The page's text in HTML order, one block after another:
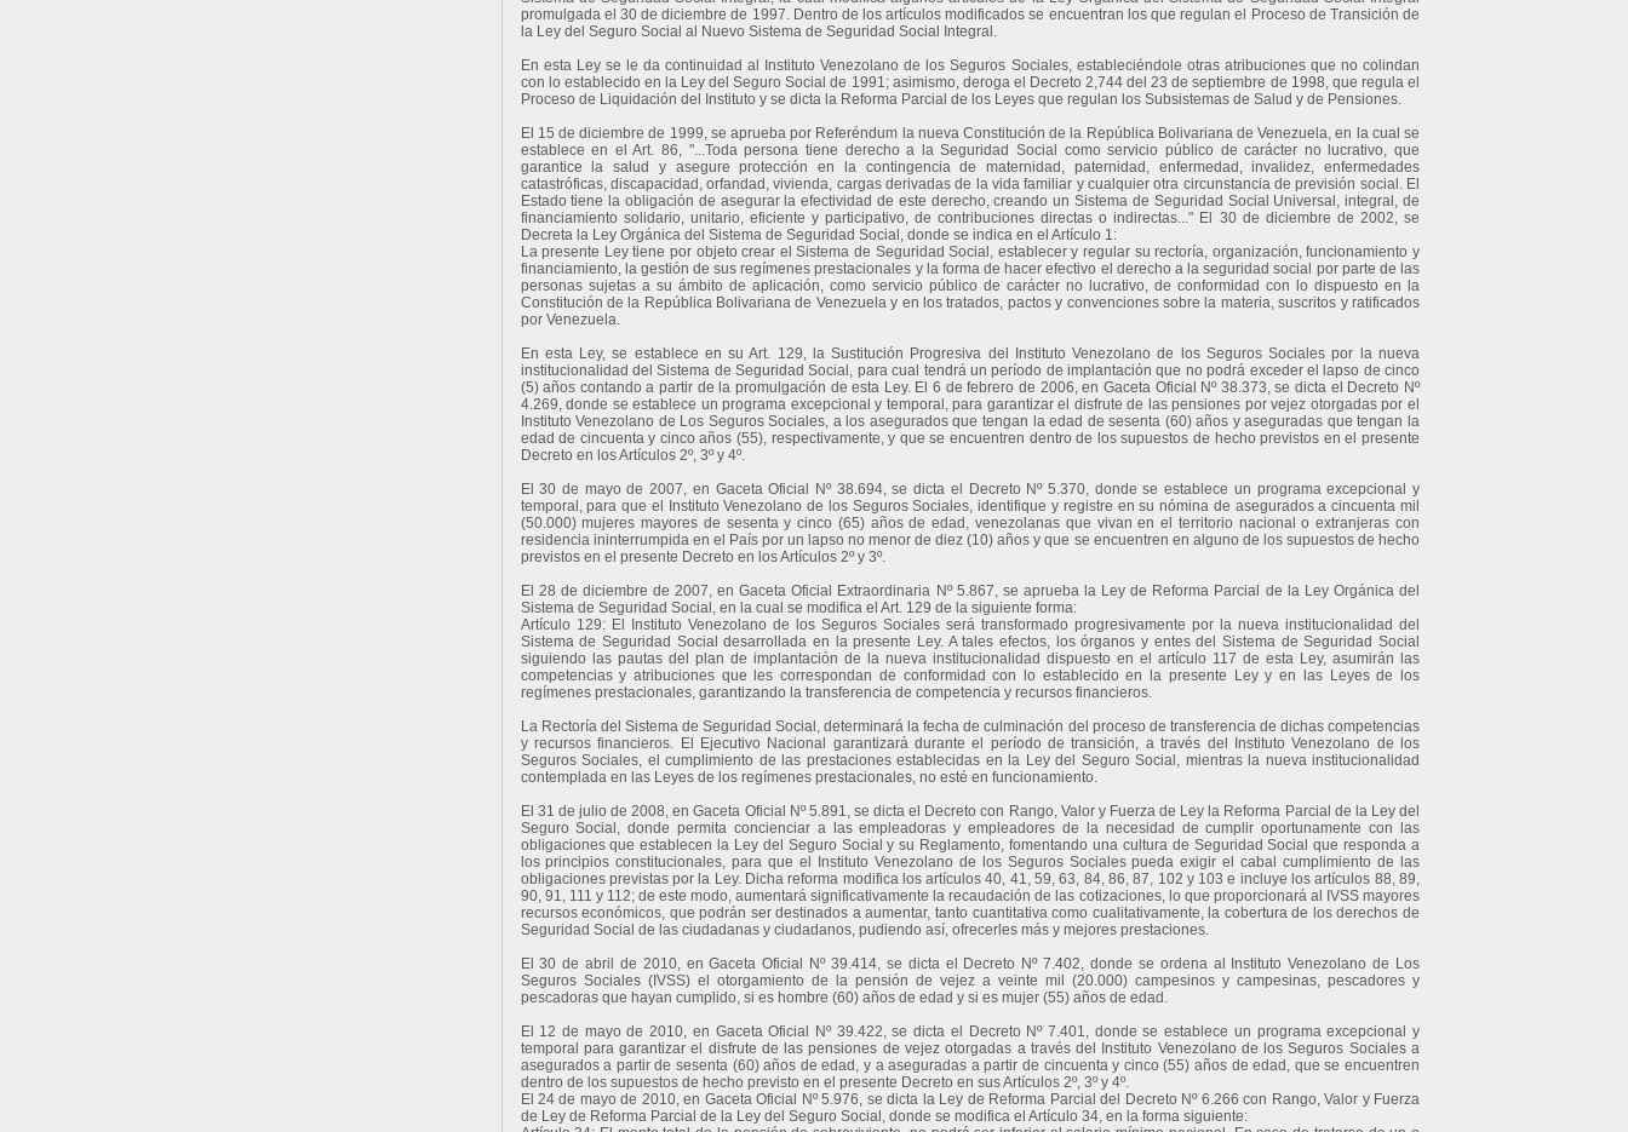
promulgada el 30 de diciembre de 1997. Dentro de los artículos modificados se encuentran los que regulan el Proceso de Transición de
la Ley del Seguro Social al Nuevo Sistema de Seguridad Social Integral.
En esta Ley se le da continuidad al Instituto Venezolano de los Seguros Sociales, estableciéndole otras atribuciones que no colindan
con lo establecido en la Ley del Seguro Social de 1991; asimismo, deroga el Decreto 2,744 del 23 de septiembre de 1998, que regula el
Proceso de Liquidación del Instituto y se dicta la Reforma Parcial de los Leyes que regulan los Subsistemas de Salud y de Pensiones.
El 15 de diciembre de 1999, se aprueba por Referéndum la nueva Constitución de la República Bolivariana de Venezuela, en la cual se
establece en el Art. 86, "...Toda persona tiene derecho a la Seguridad Social como servicio público de carácter no lucrativo, que
garantice la salud y asegure protección en la contingencia de maternidad, paternidad, enfermedad, invalidez, enfermedades
catastróficas, discapacidad, orfandad, vivienda, cargas derivadas de la vida familiar y cualquier otra circunstancia de previsión social. El
Estado tiene la obligación de asegurar la efectividad de este derecho, creando un Sistema de Seguridad Social Universal, integral, de
financiamiento solidario, unitario, eficiente y participativo, de contribuciones directas o indirectas..." El 30 de diciembre de 2002, se
Decreta la Ley Orgánica del Sistema de Seguridad Social, donde se indica en el Artículo 1:
La presente Ley tiene por objeto crear el Sistema de Seguridad Social, establecer y regular su rectoría, organización, funcionamiento y
financiamiento, la gestión de sus regímenes prestacionales y la forma de hacer efectivo el derecho a la seguridad social por parte de las
personas sujetas a su ámbito de aplicación, como servicio público de carácter no lucrativo, de conformidad con lo dispuesto en la
Constitución de la República Bolivariana de Venezuela y en los tratados, pactos y convenciones sobre la materia, suscritos y ratificados
por Venezuela.
En esta Ley, se establece en su Art. 129, la Sustitución Progresiva del Instituto Venezolano de los Seguros Sociales por la nueva
institucionalidad del Sistema de Seguridad Social, para cual tendrá un período de implantación que no podrá exceder el lapso de cinco
(5) años contando a partir de la promulgación de esta Ley. El 6 de febrero de 2006, en Gaceta Oficial Nº 38.373, se dicta el Decreto Nº
4.269, donde se establece un programa excepcional y temporal, para garantizar el disfrute de las pensiones por vejez otorgadas por el
Instituto Venezolano de Los Seguros Sociales, a los asegurados que tengan la edad de sesenta (60) años y aseguradas que tengan la
edad de cincuenta y cinco años (55), respectivamente, y que se encuentren dentro de los supuestos de hecho previstos en el presente
Decreto en los Artículos 2º, 3º y 4º.
El 30 de mayo de 2007, en Gaceta Oficial Nº 38.694, se dicta el Decreto Nº 5.370, donde se establece un programa excepcional y
temporal, para que el Instituto Venezolano de los Seguros Sociales, identifique y registre en su nómina de asegurados a cincuenta mil
(50.000) mujeres mayores de sesenta y cinco (65) años de edad, venezolanas que vivan en el territorio nacional o extranjeras con
residencia ininterrumpida en el País por un lapso no menor de diez (10) años y que se encuentren en alguno de los supuestos de hecho
previstos en el presente Decreto en los Artículos 2º y 3º.
El 28 de diciembre de 2007, en Gaceta Oficial Extraordinaria Nº 5.867, se aprueba la Ley de Reforma Parcial de la Ley Orgánica del
Sistema de Seguridad Social, en la cual se modifica el Art. 129 de la siguiente forma:
Artículo 129: El Instituto Venezolano de los Seguros Sociales será transformado progresivamente por la nueva institucionalidad del
Sistema de Seguridad Social desarrollada en la presente Ley. A tales efectos, los órganos y entes del Sistema de Seguridad Social
siguiendo las pautas del plan de implantación de la nueva institucionalidad dispuesto en el artículo 117 de esta Ley, asumirán las
competencias y atribuciones que les correspondan de conformidad con lo establecido en la presente Ley y en las Leyes de los
regímenes prestacionales, garantizando la transferencia de competencia y recursos financieros.
La Rectoría del Sistema de Seguridad Social, determinará la fecha de culminación del proceso de transferencia de dichas competencias
y recursos financieros. El Ejecutivo Nacional garantizará durante el período de transición, a través del Instituto Venezolano de los
Seguros Sociales, el cumplimiento de las prestaciones establecidas en la Ley del Seguro Social, mientras la nueva institucionalidad
contemplada en las Leyes de los regímenes prestacionales, no esté en funcionamiento.
El 31 de julio de 2008, en Gaceta Oficial Nº 5.891, se dicta el Decreto con Rango, Valor y Fuerza de Ley la Reforma Parcial de la Ley del
Seguro Social, donde permita concienciar a las empleadoras y empleadores de la necesidad de cumplir oportunamente con las
obligaciones que establecen la Ley del Seguro Social y su Reglamento, fomentando una cultura de Seguridad Social que responda a
los principios constitucionales, para que el Instituto Venezolano de los Seguros Sociales pueda exigir el cabal cumplimiento de las
obligaciones previstas por la Ley. Dicha reforma modifica los artículos 40, 41, 59, 63, 84, 86, 87, 102 y 103 e incluye los artículos 88, 89,
90, 91, 111 y 112; de este modo, aumentará significativamente la recaudación de las cotizaciones, lo que proporcionará al IVSS mayores
recursos económicos, que podrán ser destinados a aumentar, tanto cuantitativa como cualitativamente, la cobertura de los derechos de
Seguridad Social de las ciudadanas y ciudadanos, pudiendo así, ofrecerles más y mejores prestaciones.
El 30 de abril de 2010, en Gaceta Oficial Nº 39.414, se dicta el Decreto Nº 7.402, donde se ordena al Instituto Venezolano de Los
Seguros Sociales (IVSS) el otorgamiento de la pensión de vejez a veinte mil (20.000) campesinos y campesinas, pescadores y
pescadoras que hayan cumplido, si es hombre (60) años de edad y si es mujer (55) años de edad.
El 12 de mayo de 2010, en Gaceta Oficial Nº 39.422, se dicta el Decreto Nº 7.401, donde se establece un programa excepcional y
temporal para garantizar el disfrute de las pensiones de vejez otorgadas a través del Instituto Venezolano de los Seguros Sociales a
asegurados a partir de sesenta (60) años de edad, y a aseguradas a partir de cincuenta y cinco (55) años de edad, que se encuentren
dentro de los supuestos de hecho previsto en el presente Decreto en sus Artículos 2º, 3º y 4º.
El 24 de mayo de 2010, en Gaceta Oficial Nº 5.976, se dicta la Ley de Reforma Parcial del Decreto Nº 6.266 con Rango, Valor y Fuerza
de Ley de Reforma Parcial de la Ley del Seguro Social, donde se modifica el Artículo 34, en la forma siguiente: